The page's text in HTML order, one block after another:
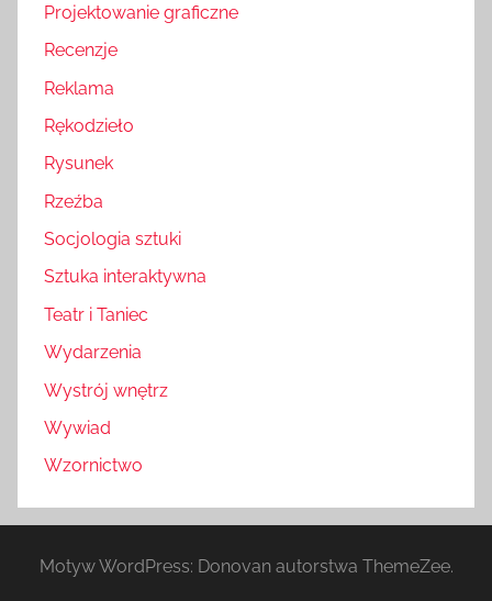
Projektowanie graficzne
Recenzje
Reklama
Rękodzieło
Rysunek
Rzeźba
Socjologia sztuki
Sztuka interaktywna
Teatr i Taniec
Wydarzenia
Wystrój wnętrz
Wywiad
Wzornictwo
Motyw WordPress: Donovan autorstwa ThemeZee.